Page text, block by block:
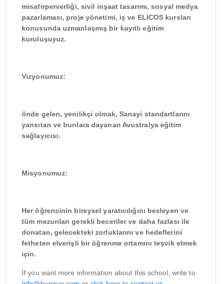
misafirperverliği, sivil inşaat tasarımı, sosyal medya
pazarlaması, proje yönetimi, iş ve ELICOS kursları
konusunda uzmanlaşmış bir kayıtlı eğitim
kuruluşuyuz.
Vizyonumuz:
önde gelen, yenilikçi olmak, Sanayi standartlarını
yansıtan ve bunlara dayanan Avustralya eğitim
sağlayıcısı.
Misyonumuz:
Her öğrencinin bireysel yaratıcılığını besleyen ve
tüm mezunları gerekli beceriler ve daha fazlası ile
donatan, gelecekteki zorluklarını ve hedeflerini
fetheten elverişli bir öğrenme ortamını teşvik etmek
için.
If you want more information about this school, write to